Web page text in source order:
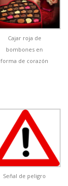
Cajar roja de
bombones en
forma de corazón
Señal de peligro